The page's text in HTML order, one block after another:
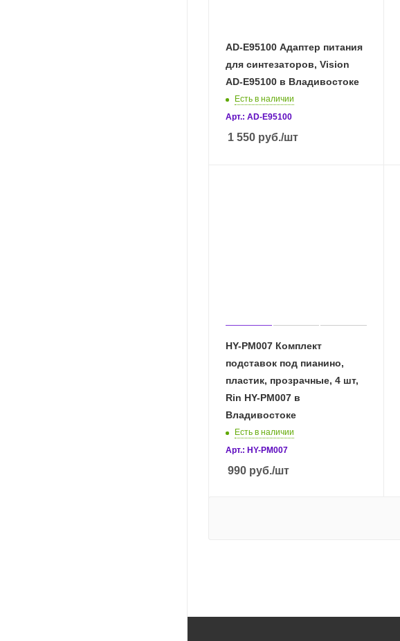
AD-E95100 Aдаптер питания
для синтезаторов, Vision
AD-E95100 в Владивостоке
Есть в наличии
Арт.: AD-E95100
1 550 руб./шт
HY-PM007 Комплект
подставок под пианино,
пластик, прозрачные, 4 шт,
Rin HY-PM007 в
Владивостоке
Есть в наличии
Арт.: HY-PM007
990 руб./шт